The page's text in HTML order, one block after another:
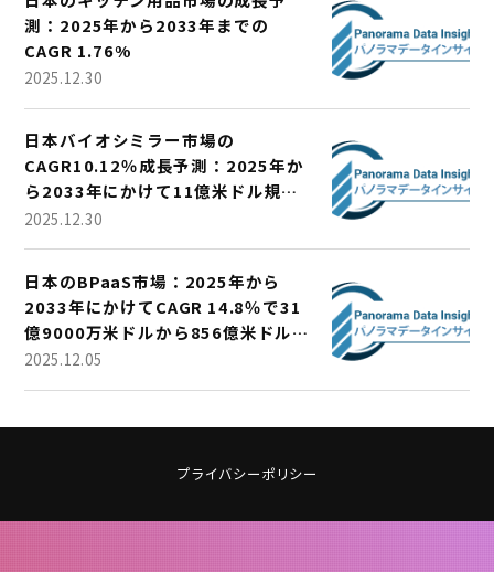
測：2025年から2033年までの
CAGR 1.76%
2025.12.30
日本バイオシミラー市場の
CAGR10.12％成長予測：2025年か
ら2033年にかけて11億米ドル規模
に
2025.12.30
日本のBPaaS市場：2025年から
2033年にかけてCAGR 14.8％で31
億9000万米ドルから856億米ドルに
成長
2025.12.05
プライバシーポリシー